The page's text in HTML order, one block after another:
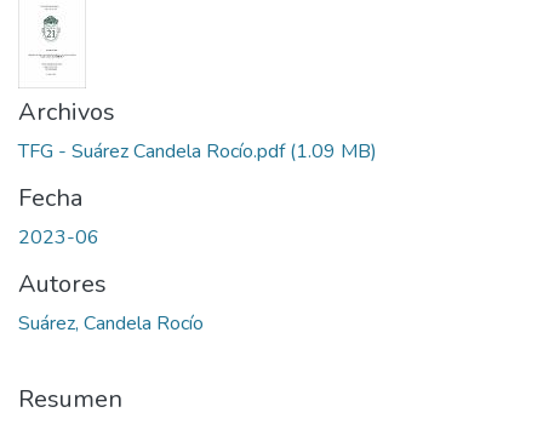
Archivos
TFG - Suárez Candela Rocío.pdf(1.09 MB)
Fecha
2023-06
Autores
Suárez, Candela Rocío
Resumen